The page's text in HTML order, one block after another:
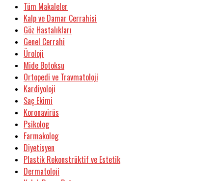
Tüm Makaleler
Kalp ve Damar Cerrahisi
Göz Hastalıkları
Genel Cerrahi
Üroloji
Mide Botoksu
Ortopedi ve Travmatoloji
Kardiyoloji
Saç Ekimi
Koronavirüs
Psikolog
Farmakolog
Diyetisyen
Plastik Rekonstrüktif ve Estetik
Dermatoloji